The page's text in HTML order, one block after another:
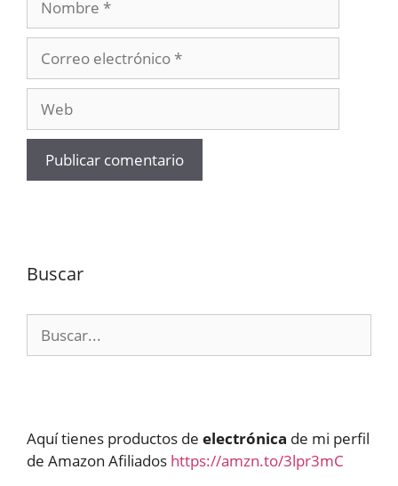
electrónico
Buscar
Aquí tienes productos de electrónica de mi perfil
de Amazon Afiliados https://amzn.to/3lpr3mC